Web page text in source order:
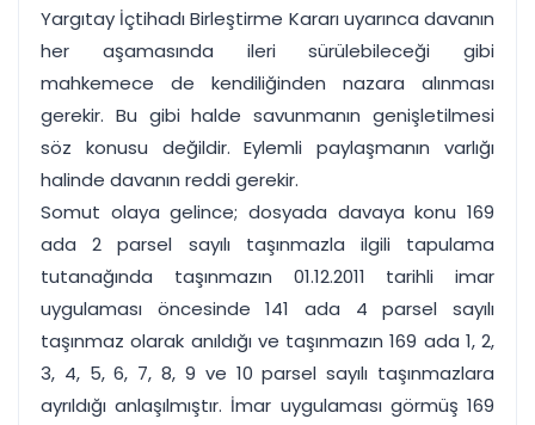
Yargıtay İçtihadı Birleştirme Kararı uyarınca davanın
her aşamasında ileri sürülebileceği gibi
mahkemece de kendiliğinden nazara alınması
gerekir. Bu gibi halde savunmanın genişletilmesi
söz konusu değildir. Eylemli paylaşmanın varlığı
halinde davanın reddi gerekir.
Somut olaya gelince; dosyada davaya konu 169
ada 2 parsel sayılı taşınmazla ilgili tapulama
tutanağında taşınmazın 01.12.2011 tarihli imar
uygulaması öncesinde 141 ada 4 parsel sayılı
taşınmaz olarak anıldığı ve taşınmazın 169 ada 1, 2,
3, 4, 5, 6, 7, 8, 9 ve 10 parsel sayılı taşınmazlara
ayrıldığı anlaşılmıştır. İmar uygulaması görmüş 169